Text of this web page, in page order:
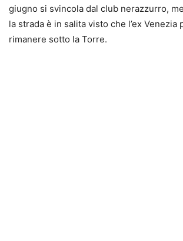
giugno si svincola dal club nerazzurro,
la strada è in salita visto che l’ex Venezia
rimanere sotto la Torre.